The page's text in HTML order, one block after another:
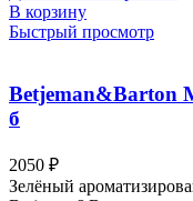
В корзину
Быстрый просмотр
Betjeman&Barton
б
2050 ₽
Зелёный